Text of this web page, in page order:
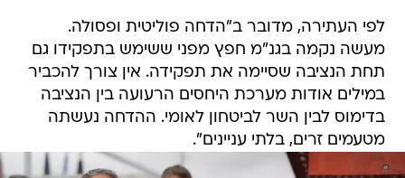
לפי העתירה, מדובר ב"הדחה פוליטית ופסולה.
מעשה נקמה בגנ"מ חפץ מפני ששימש בתפקידו גם
תחת הנציבה שסיימה את תפקידה. אין צורך להכביר
במילים אודות מערכת היחסים הרעועה בין הנציבה
בדימוס לבין השר לביטחון לאומי. ההדחה נעשתה
מטעמים זרים, בלתי עניינים".